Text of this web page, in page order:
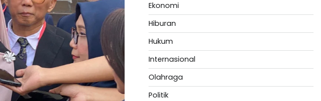
Ekonomi
Hiburan
Hukum
Internasional
Olahraga
Politik